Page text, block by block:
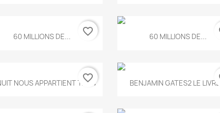
Aperçu rapide
60 MILLIONS DE... favorite_border Aperçu rapide
60 MILLIONS DE...
Aperçu rapide
NOUS APPARTIENT T.634
favorite_border Aperçu rapide
BENJAMIN GATES2 LE